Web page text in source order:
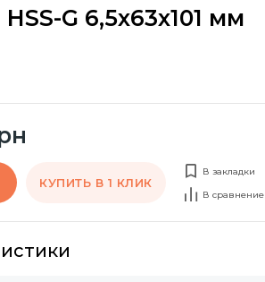
G 6,5х63х101 мм
КУПИТЬ В 1 КЛИК
В закладки
В сравнение